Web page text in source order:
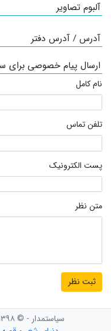
آلبوم تصاویر
آدرس / آدرس دفتر
ارسال پیام خصوصی برای
نام کامل
تلفن تماس
پست الکترونیک
متن نظر
سیاستمدار - © ۱۳۹۸ -